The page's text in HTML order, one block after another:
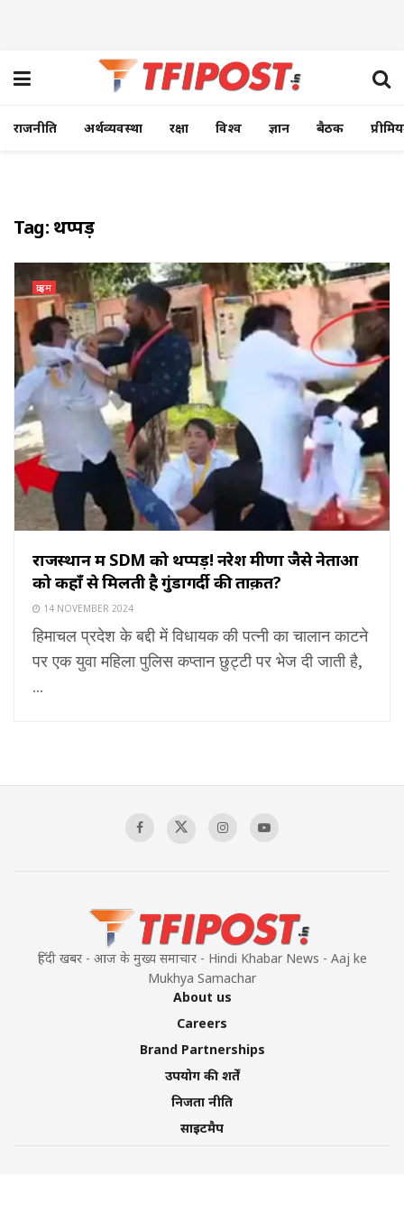
राजनीति अर्थव्यवस्था रक्षा विश्व ज्ञान बैठक
Tag: थप्पड़
क्राइम
राजस्थान में SDM को थप्पड़! नरेश मीणा जैसे नेताओं
को कहाँ से मिलती है गुंडागर्दी की ताक़त?
14 NOVEMBER 2024
हिमाचल प्रदेश के बद्दी में विधायक की पत्नी का चालान काटने
पर एक युवा महिला पुलिस कप्तान छुट्टी पर भेज दी जाती है,
...
हिंदी खबर - आज के मुख्य समाचार - Hindi Khabar News - Aaj ke
Mukhya Samachar
About us
Careers
Brand Partnerships
उपयोग की शर्तें
निजता नीति
साइटमैप